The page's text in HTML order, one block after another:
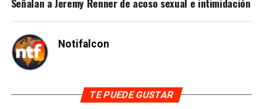
Notifalcon
TE PUEDE GUSTAR